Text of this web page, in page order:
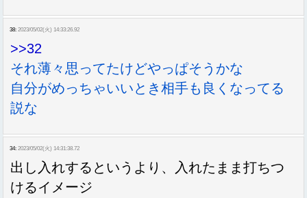
38: 2023/05/02(火) 14:33:26.92
>>32
それ薄々思ってたけどやっぱそうかな
自分がめっちゃいいとき相手も良くなってる
説な
34: 2023/05/02(火) 14:31:38.72
出し入れするというより、入れたまま打ちつ
けるイメージ